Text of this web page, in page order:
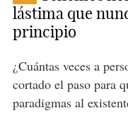
lástima que
principio
¿Cuántas veces a
cortado el paso para
paradigmas al